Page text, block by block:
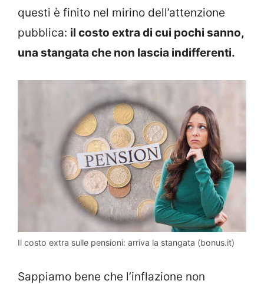
questi è finito nel mirino dell’attenzione
pubblica: il costo extra di cui pochi sanno,
una stangata che non lascia indifferenti.
Il costo extra sulle pensioni: arriva la stangata (bonus.it)
Sappiamo bene che l’inflazione non